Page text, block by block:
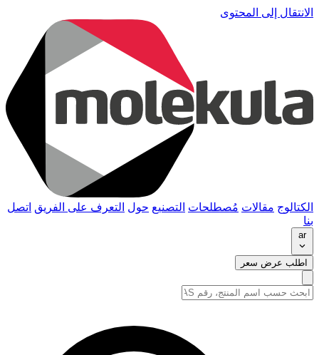
الانتقال إلى المحتوى
الكتالوج مقالات مُصطلحات التصنيع حول التعرف على الفريق اتصل
بنا
ar
اطلب عرض سعر